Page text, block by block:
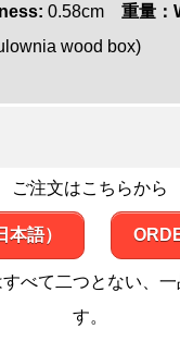
0.58cm 重量：
wood box)
ご注文はこちらから
語）
べて二つとない、一
す。